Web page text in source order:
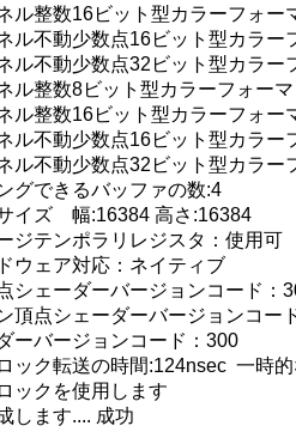
ル整数16ビット型カラーフォー
ル不動少数点16ビット型カラ
ル不動少数点32ビット型カラ
ル整数8ビット型カラーフォー
ル整数16ビット型カラーフォー
ル不動少数点16ビット型カラ
ル不動少数点32ビット型カラ
グできるバッファの数:4
イズ　幅:16384 高さ:16384
ジテンポラリレジスタ：使用可
ウェア対応：ネイティブ
シェーダーバージョンコード：
頂点シェーダーバージョンコー
ーバージョンコード：300
ック転送の時間:124nsec  一時
ックを使用します
します.... 成功